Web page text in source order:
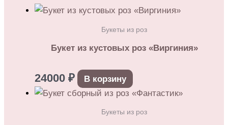
Букеты из роз
Букет из кустовых роз «Виргиния»
24000 ₽ В корзину
Букеты из роз